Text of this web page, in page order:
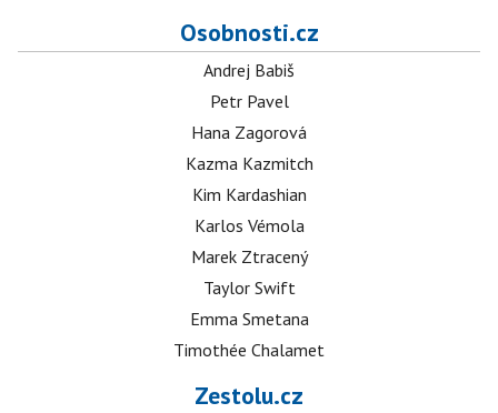
Osobnosti.cz
Andrej Babiš
Petr Pavel
Hana Zagorová
Kazma Kazmitch
Kim Kardashian
Karlos Vémola
Marek Ztracený
Taylor Swift
Emma Smetana
Timothée Chalamet
Zestolu.cz